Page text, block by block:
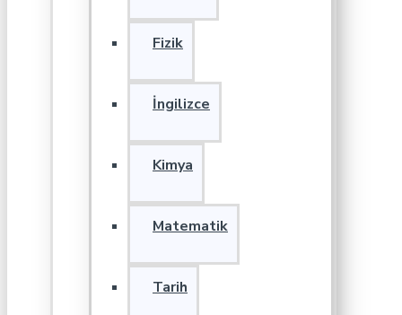
Fizik
İngilizce
Kimya
Matematik
Tarih